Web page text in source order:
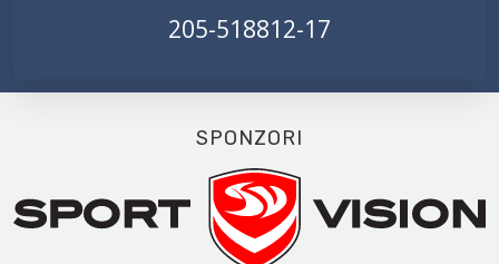
205-518812-17
SPONZORI